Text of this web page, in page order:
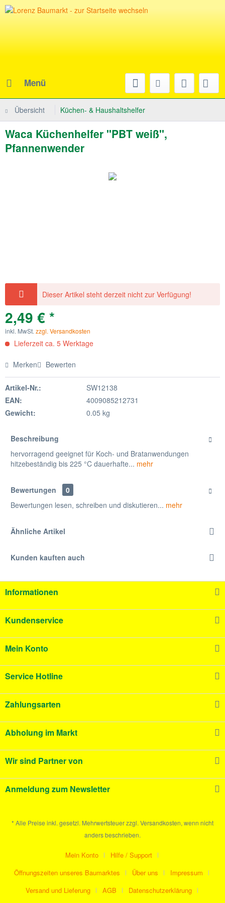
Menü
Übersicht Küchen- & Haushaltshelfer
Waca Küchenhelfer "PBT weiß",
Pfannenwender
Dieser Artikel steht derzeit nicht zur Verfügung!
2,49 € *
inkl. MwSt. zzgl. Versandkosten
Lieferzeit ca. 5 Werktage
Merken Bewerten
Artikel-Nr.:
SW12138
EAN:
4009085212731
Gewicht:
0.05 kg
Beschreibung
hervorragend geeignet für Koch- und Bratanwendungen
hitzebeständig bis 225 °C dauerhafte... mehr
Bewertungen
0
Bewertungen lesen, schreiben und diskutieren... mehr
Ähnliche Artikel
Kunden kauften auch
Informationen
Kundenservice
Mein Konto
Service Hotline
Zahlungsarten
Abholung im Markt
Wir sind Partner von
Anmeldung zum Newsletter
* Alle Preise inkl. gesetzl. Mehrwertsteuer zzgl. Versandkosten, wenn nicht
anders beschrieben.
Mein Konto
Hilfe / Support
Öffnungszeiten unseres Baumarktes
Über uns
Impressum
Versand und Lieferung
AGB
Datenschutzerklärung